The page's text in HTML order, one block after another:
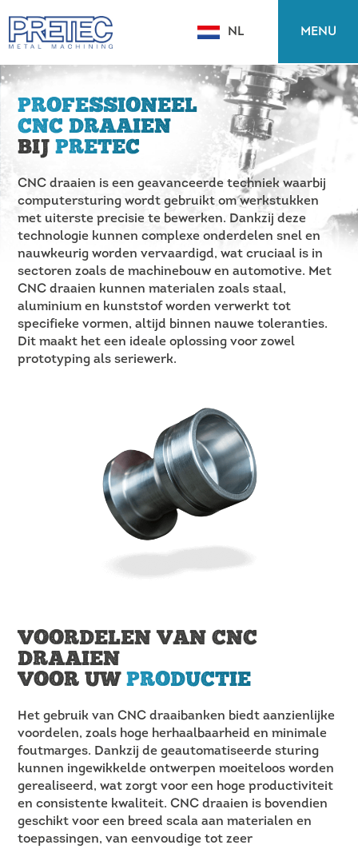
NL MENU
PROFESSIONEEL
CNC DRAAIEN
BIJPRETEC
CNC draaien is een geavanceerde techniek waarbij
computersturing wordt gebruikt om werkstukken
met uiterste precisie te bewerken. Dankzij deze
technologie kunnen complexe onderdelen snel en
nauwkeurig worden vervaardigd, wat cruciaal is in
sectoren zoals de machinebouw en automotive. Met
CNC draaien kunnen materialen zoals staal,
aluminium en kunststof worden verwerkt tot
specifieke vormen, altijd binnen nauwe toleranties.
Dit maakt het een ideale oplossing voor zowel
prototyping als seriewerk.
VOORDELEN VAN CNC
DRAAIEN
VOOR UWPRODUCTIE
Het gebruik van CNC draaibanken biedt aanzienlijke
voordelen, zoals hoge herhaalbaarheid en minimale
foutmarges. Dankzij de geautomatiseerde sturing
kunnen ingewikkelde ontwerpen moeiteloos worden
gerealiseerd, wat zorgt voor een hoge productiviteit
en consistente kwaliteit. CNC draaien is bovendien
geschikt voor een breed scala aan materialen en
toepassingen, van eenvoudige tot zeer